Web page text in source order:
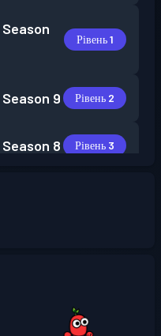
Season
Рівень 1
Season 9 Рівень 2
Season 8 Рівень 3